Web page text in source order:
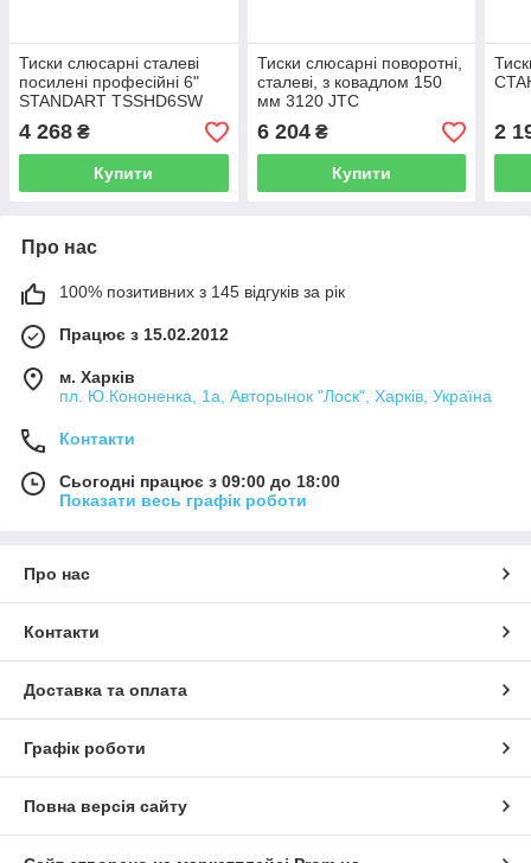
Тиски слюсарні сталеві
посилені професійні 6"
STANDART TSSHD6SW
4 268 ₴
Купити
Тиски слюсарні поворотні,
сталеві, з ковадлом 150
мм 3120 JTC
6 204₴
Купити
2
Про нас
100% позитивних з 145 відгуків за рік
Працює з 15.02.2012
м. Харків
пл. Ю.Кононенка, 1а, Авторынок "Лоск", Харків, Україна
Контакти
Сьогодні працює з 09:00 до 18:00
Показати весь графік роботи
Про нас
Контакти
Доставка та оплата
Графік роботи
Повна версія сайту